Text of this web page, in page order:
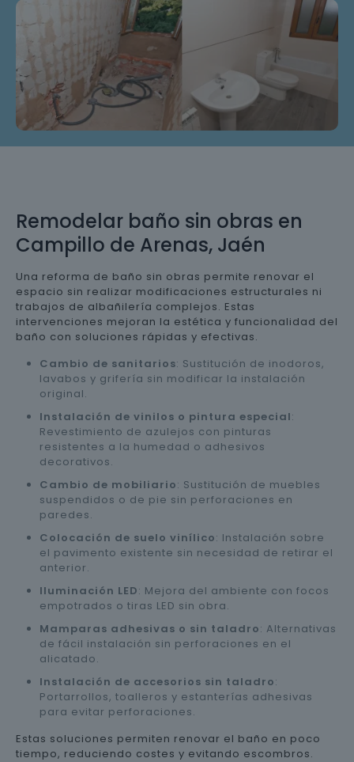
Remodelar baño sin obras en
Campillo de Arenas, Jaén
Una reforma de baño sin obras permite renovar el
espacio sin realizar modificaciones estructurales ni
trabajos de albañilería complejos. Estas
intervenciones mejoran la estética y funcionalidad del
baño con soluciones rápidas y efectivas.
Cambio de sanitarios: Sustitución de inodoros,
lavabos y grifería sin modificar la instalación
original.
Instalación de vinilos o pintura especial:
Revestimiento de azulejos con pinturas
resistentes a la humedad o adhesivos
decorativos.
Cambio de mobiliario: Sustitución de muebles
suspendidos o de pie sin perforaciones en
paredes.
Colocación de suelo vinílico: Instalación sobre
el pavimento existente sin necesidad de retirar el
anterior.
Iluminación LED: Mejora del ambiente con focos
empotrados o tiras LED sin obra.
Mamparas adhesivas o sin taladro: Alternativas
de fácil instalación sin perforaciones en el
alicatado.
Instalación de accesorios sin taladro:
Portarrollos, toalleros y estanterías adhesivas
para evitar perforaciones.
Estas soluciones permiten renovar el baño en poco
tiempo, reduciendo costes y evitando escombros.